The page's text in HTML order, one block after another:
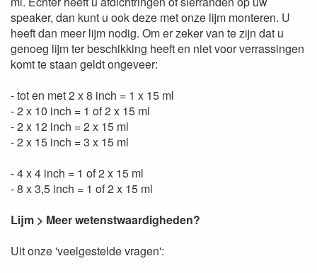
speaker, dan kunt u ook deze met onze lijm monteren. U
heeft dan meer lijm nodig. Om er zeker van te zijn dat u
genoeg lijm ter beschikking heeft en niet voor verrassingen
komt te staan geldt ongeveer:
- tot en met 2 x 8 inch = 1 x 15 ml
- 2 x 10 inch = 1 of 2 x 15 ml
- 2 x 12 inch = 2 x 15 ml
- 2 x 15 inch = 3 x 15 ml
- 4 x 4 inch = 1 of 2 x 15 ml
- 8 x 3,5 inch = 1 of 2 x 15 ml
Lijm > Meer wetenstwaardigheden?
Uit onze 'veelgestelde vragen':